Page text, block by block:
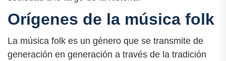
Orígenes de la música folk
La música folk es un género que se transmite de
generación en generación a través de la tradición